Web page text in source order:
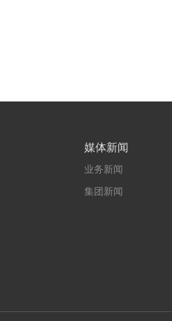
媒体新闻
业务新闻
集团新闻